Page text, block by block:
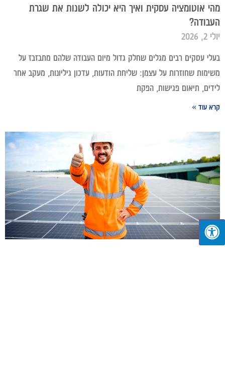
מהי אוטומציה עסקית ואיך היא יכולה לשנות את שגרת
העבודה?
יולי 2, 2026
בעלי עסקים רבים מגלים שחלק גדול מיום העבודה שלהם מתבזבז על
משימות שחוזרות על עצמן: שליחת הודעות, עדכון גיליונות, מעקב אחר
לידים, תיאום פגישות, הפקת
קרא עוד »